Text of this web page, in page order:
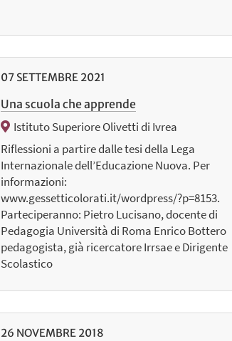
07SETTEMBRE 2021
Una scuola che apprende
Istituto Superiore Olivetti di Ivrea
Riflessioni a partire dalle tesi della Lega
Internazionale dell’Educazione Nuova. Per
informazioni:
www.gessetticolorati.it/wordpress/?p=8153.
Parteciperanno: Pietro Lucisano, docente di
Pedagogia Università di Roma Enrico Bottero
pedagogista, già ricercatore Irrsae e Dirigente
Scolastico
26 NOVEMBRE 2018